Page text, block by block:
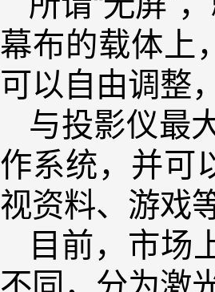
幕布的载体上
可以自由调整
与投影仪最
作系统，并可
视资料、游戏
目前，市场
不同，分为激